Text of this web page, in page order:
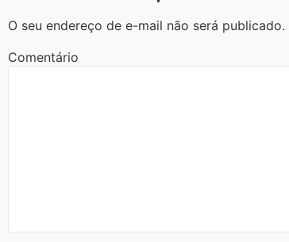
O seu endereço de e-mail não será publicado.
Comentário